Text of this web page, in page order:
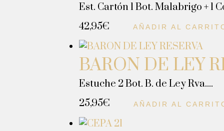
Est. Cartón 1 Bot. Malabrigo + 1
42,95€ AÑADIR AL
BARON DE LEY
Estuche 2 Bot. B. de Ley Rva....
25,95€ AÑADIR AL